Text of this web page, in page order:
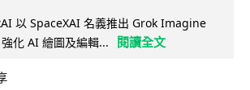
以 SpaceXAI 名義推出 Grok Imagine
化 AI 繪圖及編輯...
閱讀全文